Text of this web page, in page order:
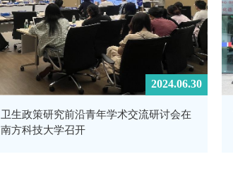
2024.06.30
卫生政策研究前沿青年学术交流研讨会在
南方科技大学召开